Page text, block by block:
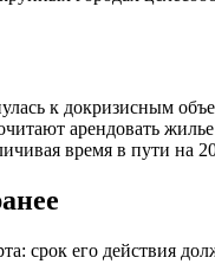
к докризисным
арендовать
время в пути на
срок его действия